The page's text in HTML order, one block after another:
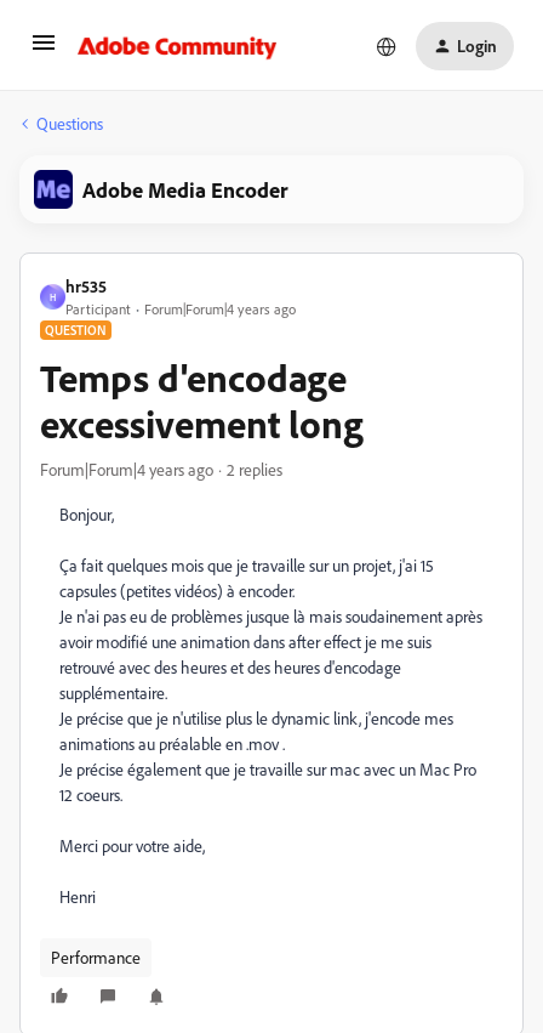
Login
Questions
Adobe Media Encoder
H
hr535
Participant Forum|Forum|4 years ago
QUESTION
Temps d'encodage
excessivement long
Forum|Forum|4 years ago 2 replies
Bonjour,
Ça fait quelques mois que je travaille sur un projet, j'ai 15
capsules (petites vidéos) à encoder.
Je n'ai pas eu de problèmes jusque là mais soudainement après
avoir modifié une animation dans after effect je me suis
retrouvé avec des heures et des heures d'encodage
supplémentaire.
Je précise que je n'utilise plus le dynamic link, j'encode mes
animations au préalable en .mov .
Je précise également que je travaille sur mac avec un Mac Pro
12 coeurs.
Merci pour votre aide,
Henri
Performance